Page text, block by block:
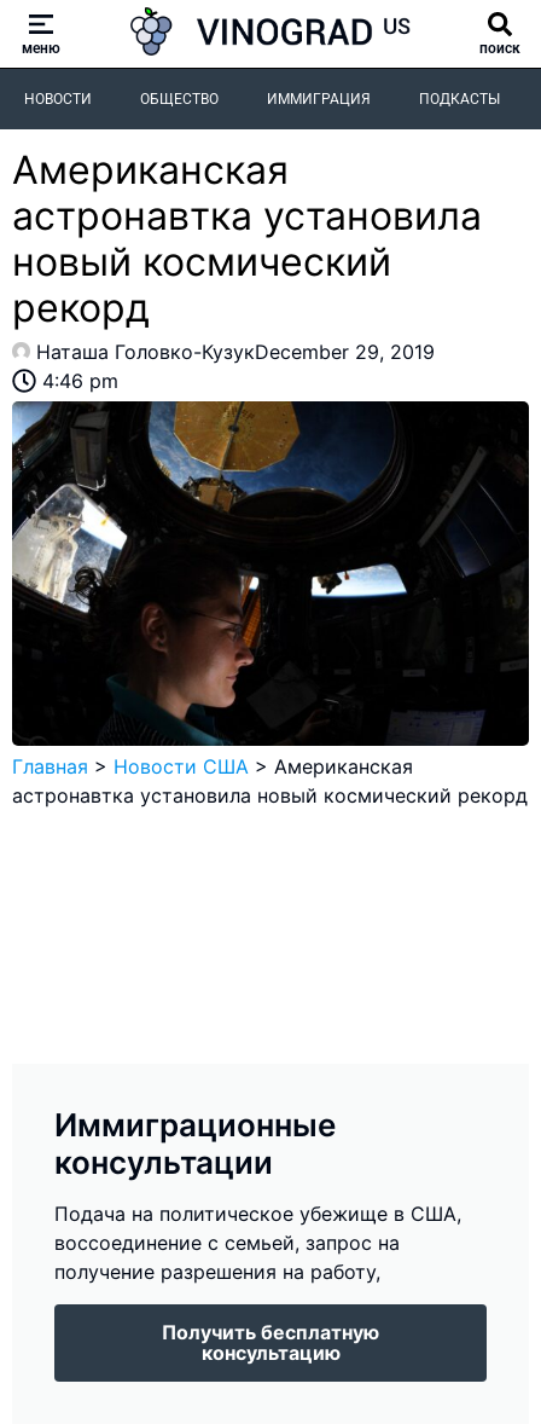
меню поиск
НОВОСТИ ОБЩЕСТВО ИММИГРАЦИЯ ПОДКАСТЫ
Американская
астронавтка установила
новый космический
рекорд
Наташа Головко-КузукDecember 29, 2019
4:46 pm
Главная > Новости США > Американская
астронавтка установила новый космический рекорд
Иммиграционные
консультации
Подача на политическое убежище в США,
воссоединение с семьей, запрос на
получение разрешения на работу,
Получить бесплатную
консультацию